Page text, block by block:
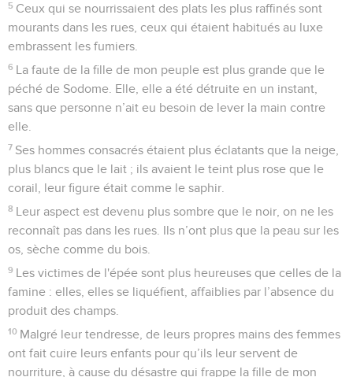
5 Ceux qui se nourrissaient des plats les plus raffinés sont
mourants dans les rues, ceux qui étaient habitués au luxe
embrassent les fumiers.
6
La faute de la fille de mon peuple est plus grande que le
péché de Sodome. Elle, elle a été détruite en un instant,
sans que personne n’ait eu besoin de lever la main contre
elle.
7 Ses hommes consacrés étaient plus éclatants que la neige,
plus blancs que le lait ; ils avaient le teint plus rose que le
corail, leur figure était comme le saphir.
8
Leur aspect est devenu plus sombre que le noir, on ne les
reconnaît pas dans les rues. Ils n’ont plus que la peau sur les
os, sèche comme du bois.
9
Les victimes de l'épée sont plus heureuses que celles de la
famine : elles, elles se liquéfient, affaiblies par l’absence du
produit des champs.
10 Malgré leur tendresse, de leurs propres mains des femmes
ont fait cuire leurs enfants pour qu’ils leur servent de
nourriture, à cause du désastre qui frappe la fille de mon